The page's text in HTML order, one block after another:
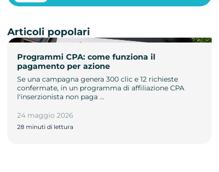
Programmi CPA: come funziona il
pagamento per azione
Se una campagna genera 300 clic e 12 richieste
confermate, in un programma di affiliazione CPA
l'inserzionista non paga …
24 maggio 2026
28 minuti di lettura
Articoli popolari